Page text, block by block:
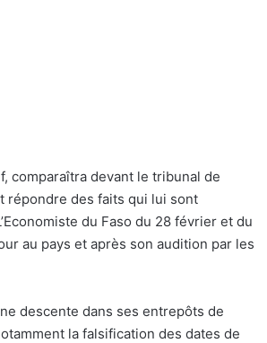
comparaîtra devant le tribunal de
répondre des faits qui lui sont
du Faso du 28 février et du
au pays et après son audition par les
descente dans ses entrepôts de
la falsification des dates de